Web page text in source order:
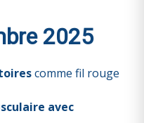
2025
comme fil rouge
avec